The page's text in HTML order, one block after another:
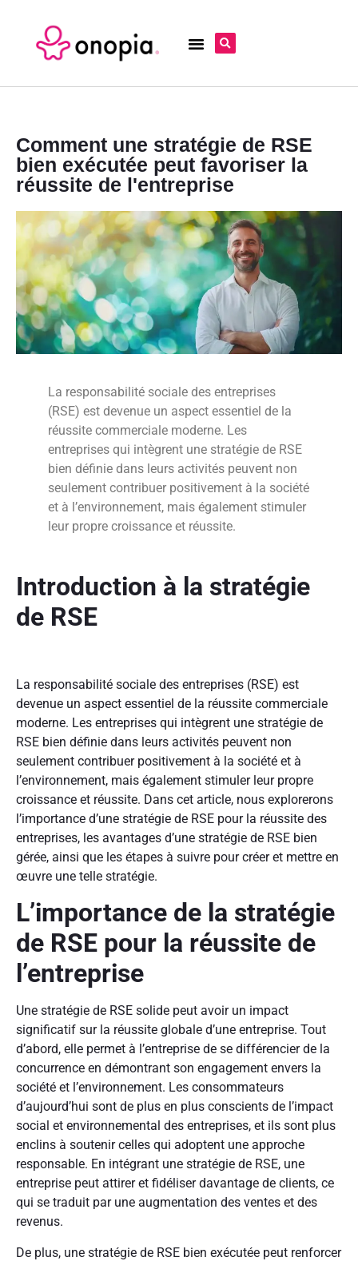
Comment une stratégie de RSE
bien exécutée peut favoriser la
réussite de l'entreprise
La responsabilité sociale des entreprises
(RSE) est devenue un aspect essentiel de la
réussite commerciale moderne. Les
entreprises qui intègrent une stratégie de RSE
bien définie dans leurs activités peuvent non
seulement contribuer positivement à la société
et à l’environnement, mais également stimuler
leur propre croissance et réussite.
Introduction à la stratégie
de RSE
La responsabilité sociale des entreprises (RSE) est
devenue un aspect essentiel de la réussite commerciale
moderne. Les entreprises qui intègrent une stratégie de
RSE bien définie dans leurs activités peuvent non
seulement contribuer positivement à la société et à
l’environnement, mais également stimuler leur propre
croissance et réussite. Dans cet article, nous explorerons
l’importance d’une stratégie de RSE pour la réussite des
entreprises, les avantages d’une stratégie de RSE bien
gérée, ainsi que les étapes à suivre pour créer et mettre en
œuvre une telle stratégie.
L’importance de la stratégie
de RSE pour la réussite de
l’entreprise
Une stratégie de RSE solide peut avoir un impact
significatif sur la réussite globale d’une entreprise. Tout
d’abord, elle permet à l’entreprise de se différencier de la
concurrence en démontrant son engagement envers la
société et l’environnement. Les consommateurs
d’aujourd’hui sont de plus en plus conscients de l’impact
social et environnemental des entreprises, et ils sont plus
enclins à soutenir celles qui adoptent une approche
responsable. En intégrant une stratégie de RSE, une
entreprise peut attirer et fidéliser davantage de clients, ce
qui se traduit par une augmentation des ventes et des
revenus.
De plus, une stratégie de RSE bien exécutée peut renforcer